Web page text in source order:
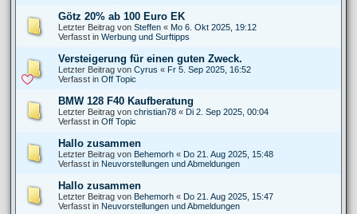
Götz 20% ab 100 Euro EK
Letzter Beitrag von Steffen « Mo 6. Okt 2025, 19:12
Verfasst in Werbung und Surftipps
Versteigerung für einen guten Zweck.
Letzter Beitrag von Cyrus « Fr 5. Sep 2025, 16:52
Verfasst in Off Topic
BMW 128 F40 Kaufberatung
Letzter Beitrag von christian78 « Di 2. Sep 2025, 00:04
Verfasst in Off Topic
Hallo zusammen
Letzter Beitrag von Behemorh « Do 21. Aug 2025, 15:48
Verfasst in Neuvorstellungen und Abmeldungen
Hallo zusammen
Letzter Beitrag von Behemorh « Do 21. Aug 2025, 15:47
Verfasst in Neuvorstellungen und Abmeldungen